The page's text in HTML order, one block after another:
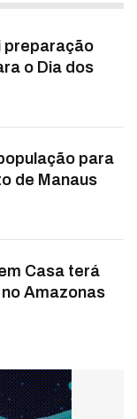
preparação
o Dia dos
para
de Manaus
Casa terá
Amazonas